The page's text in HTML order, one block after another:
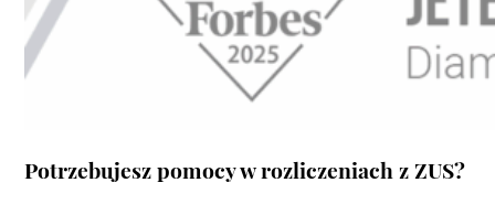
Potrzebujesz pomocy w rozliczeniach z ZUS?